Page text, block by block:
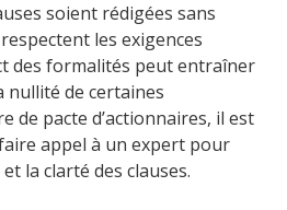
soient rédigées sans
les exigences
des formalités peut entraîner
nullité de certaines
de pacte d’actionnaires, il est
appel à un expert pour
la clarté des clauses.